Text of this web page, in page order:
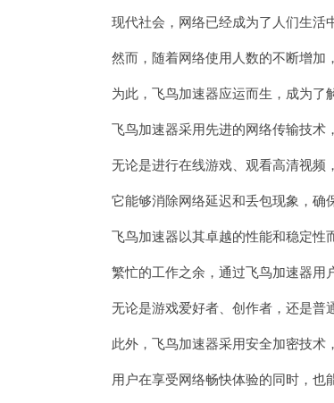
现代社会，网络已经成为了人们生活中
然而，随着网络使用人数的不断增加
为此，飞鸟加速器应运而生，成为了
飞鸟加速器采用先进的网络传输技术
无论是进行在线游戏、观看高清视频
它能够消除网络延迟和丢包现象，确
飞鸟加速器以其卓越的性能和稳定性
繁忙的工作之余，通过飞鸟加速器用
无论是游戏爱好者、创作者，还是普
此外，飞鸟加速器采用安全加密技术
用户在享受网络畅快体验的同时，也